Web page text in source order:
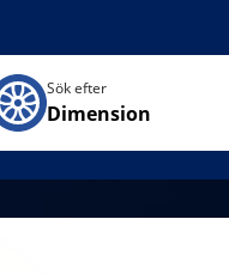
Sök efter
Dimension